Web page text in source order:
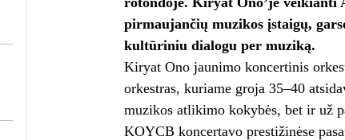
pirmaujančių muzikos įstaigų,
kultūriniu dialogu per muziką.
Kiryat Ono jaunimo koncertinis
orkestras, kuriame groja 35–40
muzikos atlikimo kokybės, bet ir už
KOYCB koncertavo prestižinėse